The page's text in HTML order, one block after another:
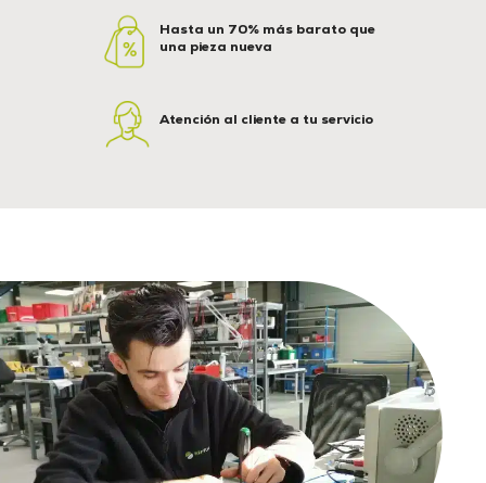
Hasta un 70% más barato que
una pieza nueva
Atención al cliente a tu servicio